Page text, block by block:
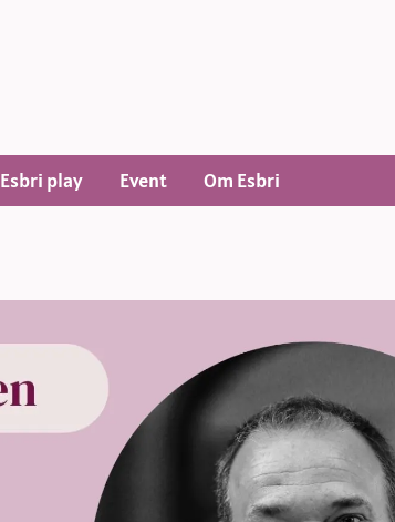
Esbri play Event Om Esbri